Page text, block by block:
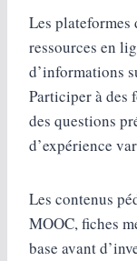
Les plateformes
ressources en
d’informations
Participer à des
des questions
d’expérience
Les contenus
MOOC, fiches
base avant